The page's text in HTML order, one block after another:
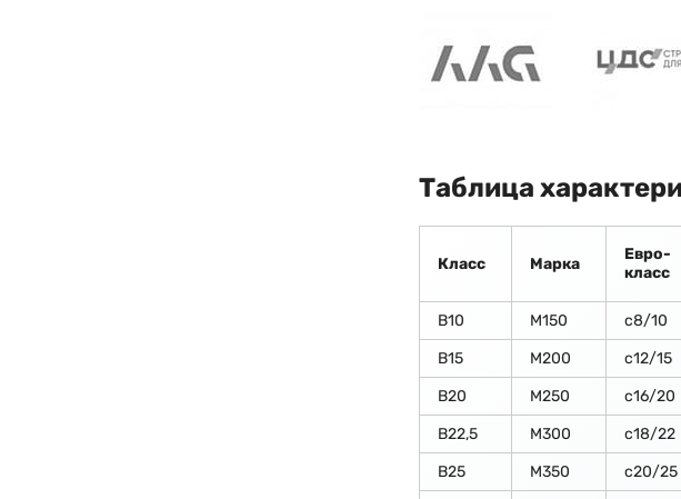
Таблица
Класс Марка
Евро-
класс
В10 М150 c8/10
В15
М200 с12/15
В20
М250 с16/20
В22,5
М300 с18/22
В25
М350 с20/25